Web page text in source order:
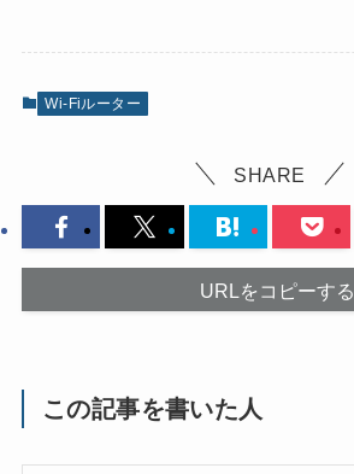
Wi-Fiルーター
SHARE
URLをコピーする
この記事を書いた人